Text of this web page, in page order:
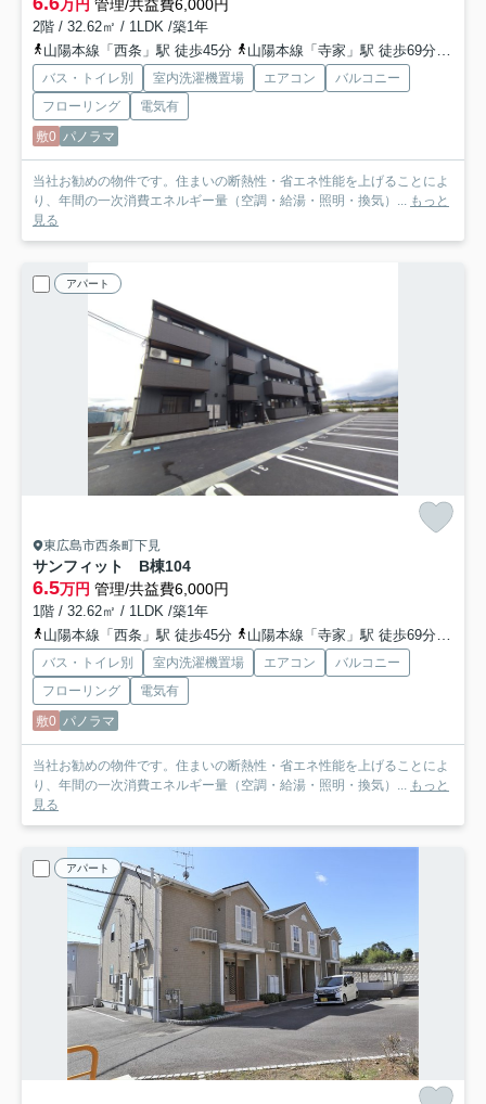
万円 管理/共益費6,000円
2階 / 32.62㎡ / 1LDK /築1年
山陽本線「西条」駅 徒歩45分
山陽本線「寺家」駅 徒歩69分
バス・トイレ別 室内洗濯機置場 エアコン
バルコニー
フローリング
電気有
敷0 パノラマ
当社お勧めの物件です。住まいの断熱性・省エネ性能を上げることによ
り、年間の一次消費エネルギー量（空調・給湯・照明・換気）... もっと
見る
アパート
東広島市西条町下見
サンフィット B棟104
6.5万円 管理/共益費6,000円
1階 / 32.62㎡ / 1LDK /築1年
山陽本線「西条」駅 徒歩45分
山陽本線「寺家」駅 徒歩69分
バス・トイレ別 室内洗濯機置場 エアコン
バルコニー
フローリング
電気有
敷0 パノラマ
当社お勧めの物件です。住まいの断熱性・省エネ性能を上げることによ
り、年間の一次消費エネルギー量（空調・給湯・照明・換気）... もっと
見る
アパート